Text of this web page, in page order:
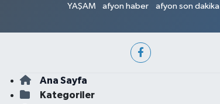
YAŞAM
afyon haber afyon son dakika
Ana Sayfa
Kategoriler